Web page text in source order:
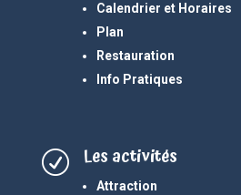
Calendrier et Horaires
Plan
Restauration
Info Pratiques
R Les activités
Attraction